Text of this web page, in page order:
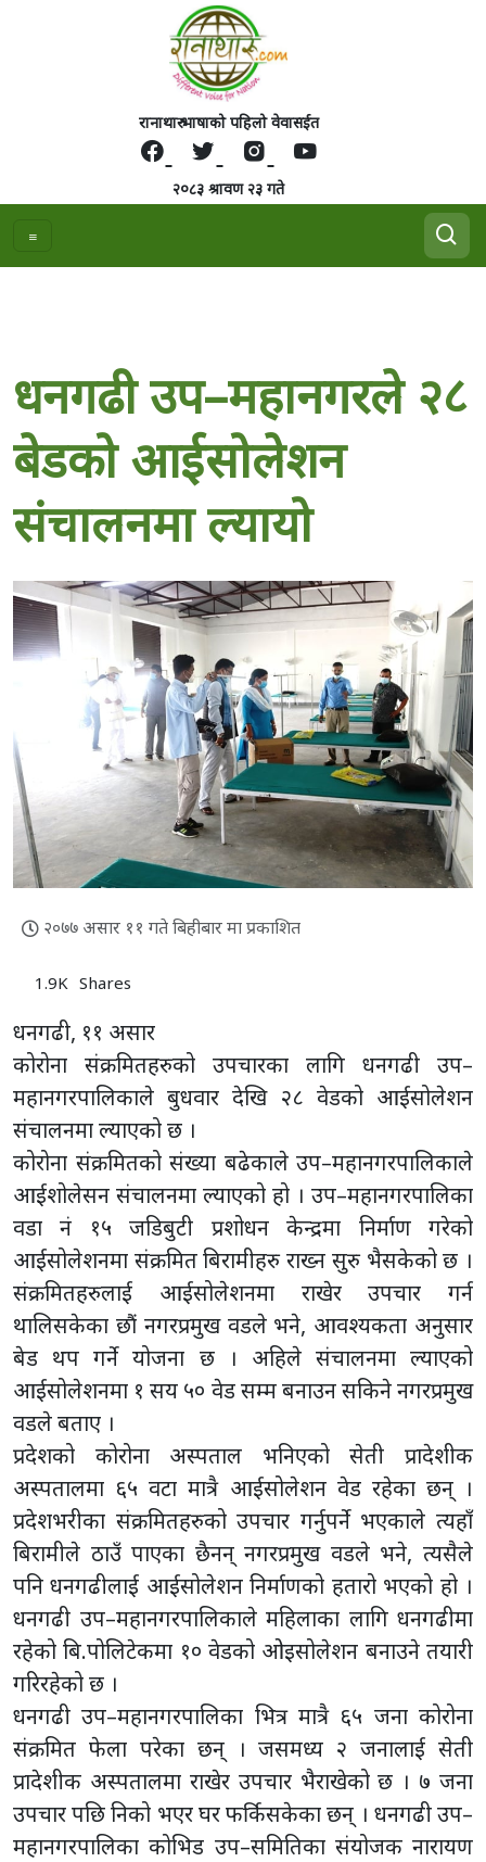
रानाथारु भाषाको पहिलो वेवासईत
२०८३ श्रावण २३ गते
धनगढी उप–महानगरले २८
बेडको आईसोलेशन
संचालनमा ल्यायो
२०७७ असार ११ गते बिहीबार मा प्रकाशित
1.9K Shares
धनगढी, ११ असार
कोरोना संक्रमितहरुको उपचारका लागि धनगढी उप–
महानगरपालिकाले बुधवार देखि २८ वेडको आईसोलेशन
संचालनमा ल्याएको छ ।
कोरोना संक्रमितको संख्या बढेकाले उप–महानगरपालिकाले
आईशोलेसन संचालनमा ल्याएको हो । उप–महानगरपालिका
वडा नं १५ जडिबुटी प्रशोधन केन्द्रमा निर्माण गरेको
आईसोलेशनमा संक्रमित बिरामीहरु राख्न सुरु भैसकेको छ ।
संक्रमितहरुलाई आईसोलेशनमा राखेर उपचार गर्न
थालिसकेका छौं नगरप्रमुख वडले भने, आवश्यकता अनुसार
बेड थप गर्ने योजना छ । अहिले संचालनमा ल्याएको
आईसोलेशनमा १ सय ५० वेड सम्म बनाउन सकिने नगरप्रमुख
वडले बताए ।
प्रदेशको कोरोना अस्पताल भनिएको सेती प्रादेशीक
अस्पतालमा ६५ वटा मात्रै आईसोलेशन वेड रहेका छन् ।
प्रदेशभरीका संक्रमितहरुको उपचार गर्नुपर्ने भएकाले त्यहाँ
बिरामीले ठाउँ पाएका छैनन् नगरप्रमुख वडले भने, त्यसैले
पनि धनगढीलाई आईसोलेशन निर्माणको हतारो भएको हो ।
धनगढी उप–महानगरपालिकाले महिलाका लागि धनगढीमा
रहेको बि.पोलिटेकमा १० वेडको ओइसोलेशन बनाउने तयारी
गरिरहेको छ ।
धनगढी उप–महानगरपालिका भित्र मात्रै ६५ जना कोरोना
संक्रमित फेला परेका छन् । जसमध्य २ जनालाई सेती
प्रादेशीक अस्पतालमा राखेर उपचार भैराखेको छ । ७ जना
उपचार पछि निको भएर घर फर्किसकेका छन् । धनगढी उप–
महानगरपालिका कोभिड उप–समितिका संयोजक नारायण